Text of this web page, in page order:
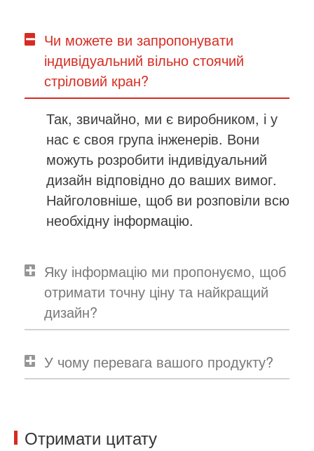
Чи можете ви запропонувати
індивідуальний вільно стоячий
стріловий кран?
Так, звичайно, ми є виробником, і у
нас є своя група інженерів. Вони
можуть розробити індивідуальний
дизайн відповідно до ваших вимог.
Найголовніше, щоб ви розповіли всю
необхідну інформацію.
Яку інформацію ми пропонуємо, щоб
отримати точну ціну та найкращий
дизайн?
У чому перевага вашого продукту?
Отримати цитату